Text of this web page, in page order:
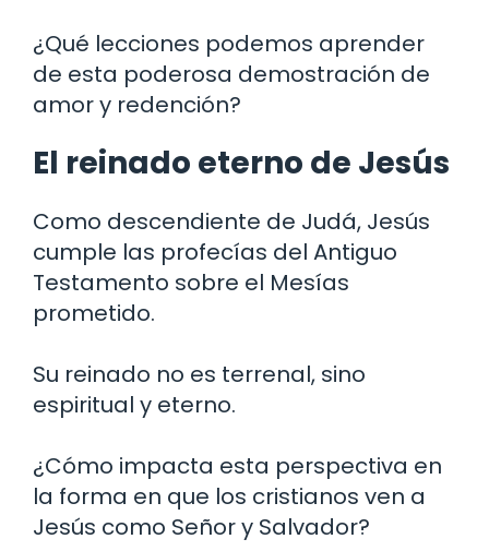
¿Qué lecciones podemos aprender
de esta poderosa demostración de
amor y redención?
El reinado eterno de Jesús
Como descendiente de Judá, Jesús
cumple las profecías del Antiguo
Testamento sobre el Mesías
prometido.
Su reinado no es terrenal, sino
espiritual y eterno.
¿Cómo impacta esta perspectiva en
la forma en que los cristianos ven a
Jesús como Señor y Salvador?